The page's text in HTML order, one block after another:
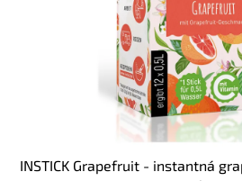
INSTICK Grapefruit - instantná